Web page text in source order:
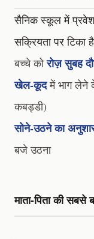
सैनिक स्कूल में
सक्रियता पर टिका
बच्चे कोरोज़ सुबह
खेल-कूदमें भाग लेने
कबड्डी)
सोने-उठने का
बजे उठना
माता-पिता की